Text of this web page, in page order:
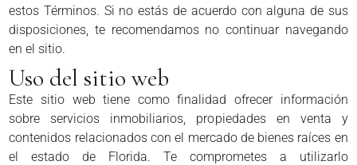
estos Términos. Si no estás de acuerdo con alguna de sus
disposiciones, te recomendamos no continuar navegando
en el sitio.
Uso del sitio web
Este sitio web tiene como finalidad ofrecer información
sobre servicios inmobiliarios, propiedades en venta y
contenidos relacionados con el mercado de bienes raíces en
el estado de Florida. Te comprometes a utilizarlo